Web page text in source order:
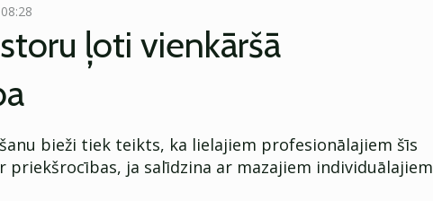
ļoti vienkāršā
bieži tiek teikts, ka lielajiem profesionālajiem šīs
priekšrocības, ja salīdzina ar mazajiem individuālajiem